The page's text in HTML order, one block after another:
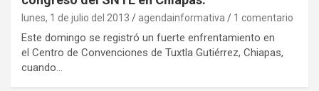
lunes, 1 de julio del 2013 agendainformativa 1 comentario
Este domingo se registró un fuerte enfrentamiento en
el Centro de Convenciones de Tuxtla Gutiérrez, Chiapas,
cuando…